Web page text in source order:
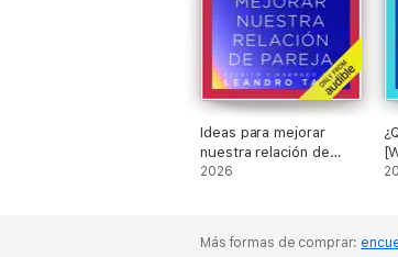
Ideas para mejorar
nuestra relación de
pareja [Ideas to
2026
Más formas de comprar: